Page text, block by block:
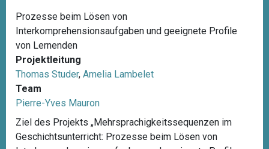
Prozesse beim Lösen von
Interkomprehensionsaufgaben und geeignete Profile
von Lernenden
Projektleitung
Thomas Studer, Amelia Lambelet
Team
Pierre-Yves Mauron
Ziel des Projekts „Mehrsprachigkeitssequenzen im
Geschichtsunterricht: Prozesse beim Lösen von